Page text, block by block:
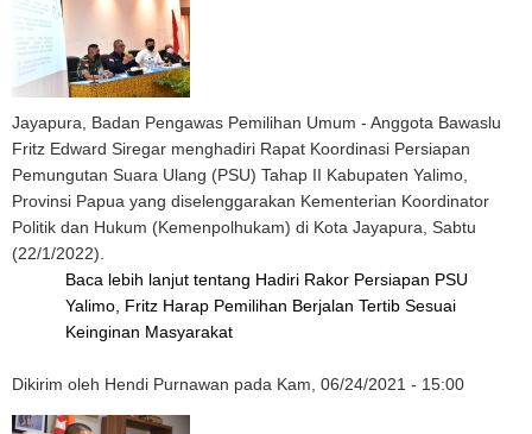
Jayapura, Badan Pengawas Pemilihan Umum - Anggota Bawaslu
Fritz Edward Siregar menghadiri Rapat Koordinasi Persiapan
Pemungutan Suara Ulang (PSU) Tahap II Kabupaten Yalimo,
Provinsi Papua yang diselenggarakan Kementerian Koordinator
Politik dan Hukum (Kemenpolhukam) di Kota Jayapura, Sabtu
(22/1/2022).
Baca lebih lanjut tentang Hadiri Rakor Persiapan PSU
Yalimo, Fritz Harap Pemilihan Berjalan Tertib Sesuai
Keinginan Masyarakat
Dikirim oleh Hendi Purnawan pada Kam, 06/24/2021 - 15:00